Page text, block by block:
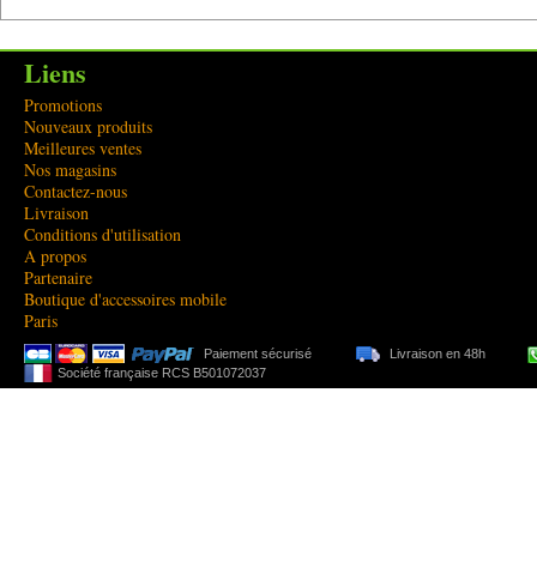
Liens
Promotions
Nouveaux produits
Meilleures ventes
Nos magasins
Contactez-nous
Livraison
Conditions d'utilisation
A propos
Partenaire
Boutique d'accessoires mobile
Paris
Paiement sécurisé
Livraison en 48h
Société française RCS B501072037